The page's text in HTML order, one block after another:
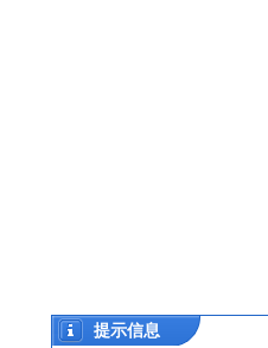
提示信息